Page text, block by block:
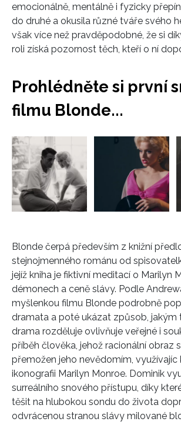
emocionálně, mentálně i fyzicky
do druhé a okusila různé tváře svého
však více než pravděpodobné, že si
roli získá pozornost těch, kteří o ní
Prohlédněte si první
filmu Blonde...
Blonde čerpá především z knižní
stejnojmenného románu od
jejíž kniha je fiktivní meditací o Marilyn
démonech a ceně slávy. Podle
myšlenkou filmu Blonde podrobně
dramata a poté ukázat způsob,
drama rozděluje ovlivňuje veřejné i
příběh člověka, jehož racionální obraz
přemožen jeho nevědomím, využívajíc
ikonografii Marilyn Monroe. Dominik
surreálního snového přístupu, díky
těšit na hlubokou sondu do života
odvrácenou stranou slávy milované